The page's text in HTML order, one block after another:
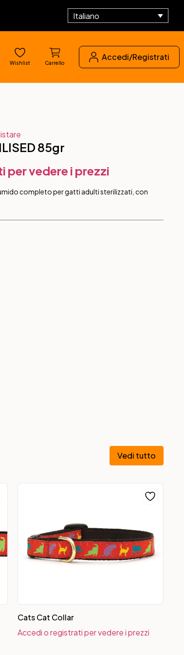
Italiano
Wishlist Carrello
Accedi/Registrati
85gr
per vedere i prezzi
completo per gatti adulti sterilizzati, con
Vedi tutto
Cats Cat Collar
Accedi o registrati per vedere i prezzi